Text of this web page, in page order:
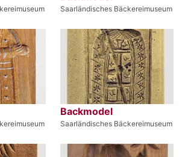
Saarländisches Bäckereimuseum
Backmodel
Saarländisches Bäckereimuseum